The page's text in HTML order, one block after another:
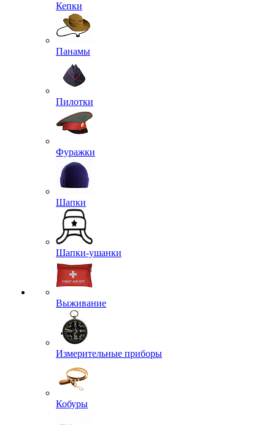
Кепки
Панамы
Пилотки
Фуражки
Шапки
Шапки-ушанки
Выживание
Измерительные приборы
Кобуры